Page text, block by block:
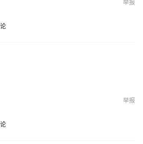
举报
举报